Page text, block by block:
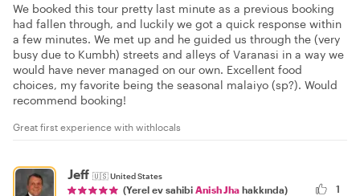
We booked this tour pretty last minute as a previous booking
had fallen through, and luckily we got a quick response within
a few minutes. We met up and he guided us through the (very
busy due to Kumbh) streets and alleys of Varanasi in a way we
would have never managed on our own. Excellent food
choices, my favorite being the seasonal malaiyo (sp?). Would
recommend booking!
Great first experience with withlocals
Jeff 🇺🇸United States
(Yerel ev sahibi Anish Jha hakkında)
1